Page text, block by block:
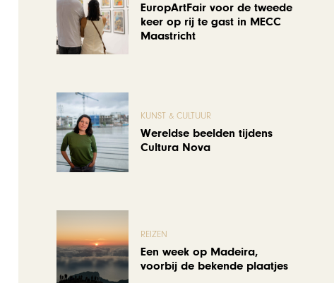
EuropArtFair voor de tweede
keer op rij te gast in MECC
Maastricht
KUNST & CULTUUR
Wereldse beelden tijdens
Cultura Nova
REIZEN
Een week op Madeira,
voorbij de bekende plaatjes